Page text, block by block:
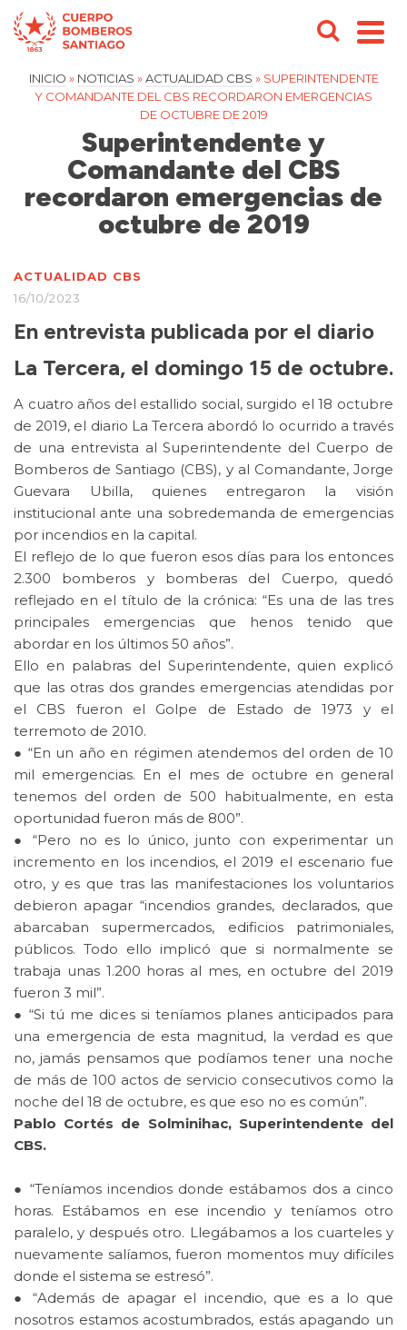
INICIO » NOTICIAS » ACTUALIDAD CBS » SUPERINTENDENTE
Y COMANDANTE DEL CBS RECORDARON EMERGENCIAS
DE OCTUBRE DE 2019
Superintendente y
Comandante del CBS
recordaron emergencias de
octubre de 2019
ACTUALIDAD CBS
16/10/2023
En entrevista publicada por el diario
La Tercera, el domingo 15 de octubre.
A cuatro años del estallido social, surgido el 18 octubre
de 2019, el diario La Tercera abordó lo ocurrido a través
de una entrevista al Superintendente del Cuerpo de
Bomberos de Santiago (CBS), y al Comandante, Jorge
Guevara Ubilla, quienes entregaron la visión
institucional ante una sobredemanda de emergencias
por incendios en la capital.
El reflejo de lo que fueron esos días para los entonces
2.300 bomberos y bomberas del Cuerpo, quedó
reflejado en el título de la crónica: “Es una de las tres
principales emergencias que henos tenido que
abordar en los últimos 50 años”.
Ello en palabras del Superintendente, quien explicó
que las otras dos grandes emergencias atendidas por
el CBS fueron el Golpe de Estado de 1973 y el
terremoto de 2010.
● “En un año en régimen atendemos del orden de 10
mil emergencias. En el mes de octubre en general
tenemos del orden de 500 habitualmente, en esta
oportunidad fueron más de 800”.
● “Pero no es lo único, junto con experimentar un
incremento en los incendios, el 2019 el escenario fue
otro, y es que tras las manifestaciones los voluntarios
debieron apagar “incendios grandes, declarados, que
abarcaban supermercados, edificios patrimoniales,
públicos. Todo ello implicó que si normalmente se
trabaja unas 1.200 horas al mes, en octubre del 2019
fueron 3 mil”.
● “Si tú me dices si teníamos planes anticipados para
una emergencia de esta magnitud, la verdad es que
no, jamás pensamos que podíamos tener una noche
de más de 100 actos de servicio consecutivos como la
noche del 18 de octubre, es que eso no es común”.
Pablo Cortés de Solminihac, Superintendente del
CBS.
● “Teníamos incendios donde estábamos dos a cinco
horas. Estábamos en ese incendio y teníamos otro
paralelo, y después otro. Llegábamos a los cuarteles y
nuevamente salíamos, fueron momentos muy difíciles
donde el sistema se estresó”.
● “Además de apagar el incendio, que es a lo que
nosotros estamos acostumbrados, estás apagando un